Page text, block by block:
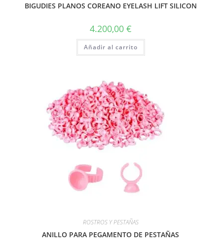
BIGUDIES PLANOS COREANO EYELASH LIFT SILICON
4.200,00 €
Añadir al carrito
ROSTROS Y PESTAÑAS
ANILLO PARA PEGAMENTO DE PESTAÑAS